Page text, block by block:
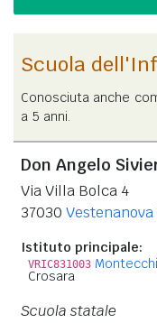
Scuola
Conosciuta anche
a 5 anni.
Don Angelo
Via Villa Bolca 4
37030 Vestenanova
Istituto principale:
VRIC831003
Crosara
Scuola statale